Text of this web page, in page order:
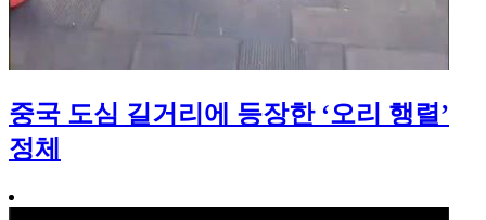
중국 도심 길거리에 등장한 ‘오리 행렬’
정체